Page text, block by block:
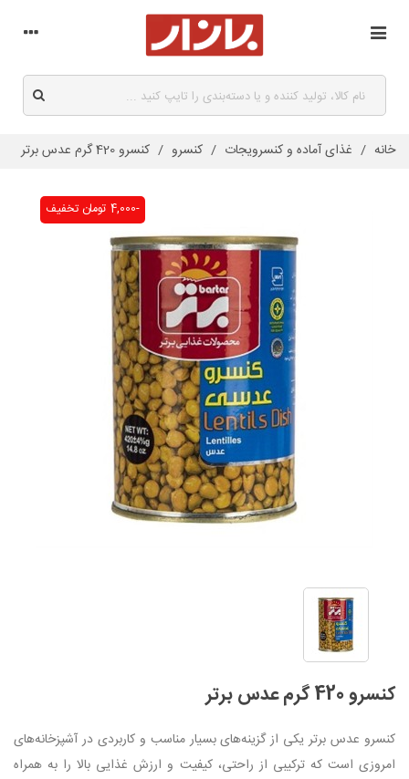
خانه / غذای آماده و کنسرویجات / کنسرو / کنسرو 420 گرم عدس برتر
تخفیف -4,000 تومان
کنسرو 420 گرم عدس برتر
کنسرو عدس برتر یکی از گزینه‌های بسیار مناسب و کاربردی در آشپزخانه‌های
امروزی است که ترکیبی از راحتی، کیفیت و ارزش غذایی بالا را به همراه